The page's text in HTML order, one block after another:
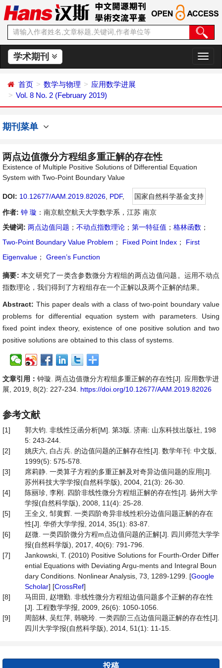
学术期刊
切
换
首页 数学与物理
应用数学进展
Vol. 8 No. 2 (February 2019)
期刊菜单
两点边值微分方程组多重正解的存在性
Existence of Multiple Positive Solutions of Differential Equation
System with Two-Point Boundary Value
DOI: 10.12677/AAM.2019.82026 PDF,
国家自然科学基金支持
作者: 钟 璇 ：南京航空航天大学数学系，江苏 南京
关键词: 两点边值问题 ； 不动点指数理论 ； 第一特征值 ； 格林函数 ；
Two-Point Boundary Value Problem ； Fixed Point Index ；
First
Eigenvalue ； Green’s Function
摘要: 本文研究了一类含参数微分方程组的两点边值问题。运用不动点
指数理论，我们得到了方程组存在一个正解以及两个正解的结果。
Abstract: This paper deals with a class of two-point boundary value
problems for differential equation system with parameters. Using
fixed point index theory, existence of one positive solution and two
positive solutions are obtained to this class of systems.
文章引用： 钟璇. 两点边值微分方程组多重正解的存在性[J]. 应用数学进
展, 2019, 8(2): 227-234. https://doi.org/10.12677/AAM.2019.82026
参考文献
[1]
郭大钧. 非线性泛函分析[M]. 第3版. 济南: 山东科技出版社, 198
5: 243-244.
[2]
姚庆六, 白占兵. 的边值问题的正解存在性[J]. 数学年刊: 中文版,
1999(5): 575-578.
[3]
席莉静. 一类算子方程的多重正解及对奇异边值问题的应用[J].
苏州科技大学学报(自然科学版), 2004, 21(3): 26-30.
[4]
陈丽珍, 李刚. 四阶非线性微分方程组正解的存在性[J]. 扬州大学
学报(自然科学版), 2008, 11(4): 25-28.
[5]
王全义, 邹黄辉. 一类四阶奇异非线性积分边值问题正解的存在
性[J]. 华侨大学学报, 2014, 35(1): 83-87.
[6]
赵微. 一类四阶微分方程m点边值问题的正解[J]. 四川师范大学学
报(自然科学版), 2017, 40(6): 791-796.
[7]
Jankowski, T. (2010) Positive Solutions for Fourth-Order Differ
ential Equations with Deviating Argu-ments and Integral Boun
dary Conditions. Nonlinear Analysis, 73, 1289-1299. [Google
Scholar] [CrossRef]
[8]
马田田, 赵增勤. 非线性微分方程组边值问题多个正解的存在性
[J]. 工程数学学报, 2009, 26(6): 1050-1056.
[9]
周韶林, 吴红萍, 韩晓玲. 一类四阶三点边值问题正解的存在性[J].
四川大学学报(自然科学版), 2014, 51(1): 11-15.
投稿